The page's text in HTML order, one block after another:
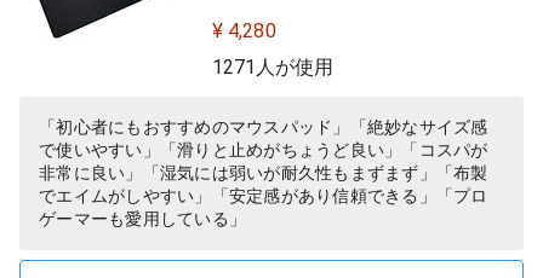
品
¥ 4,280
1271人が使用
「初心者にもおすすめのマウスパッド」「絶妙なサイズ感
で使いやすい」「滑りと止めがちょうど良い」「コスパが
非常に良い」「湿気には弱いが耐久性もまずまず」「布製
でエイムがしやすい」「安定感があり信頼できる」「プロ
ゲーマーも愛用している」